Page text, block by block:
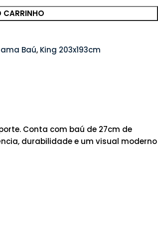
Baú, King 203x193cm
Conta com baú de 27cm de
durabilidade e um visual moderno